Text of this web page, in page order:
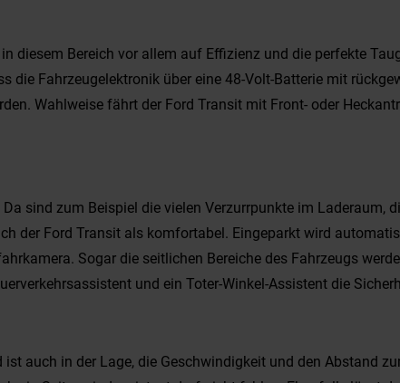
diesem Bereich vor allem auf Effizienz und die perfekte
Fahrzeugelektronik über eine 48-Volt-Batterie mit
Wahlweise fährt der Ford Transit mit Front- oder
sind zum Beispiel die vielen Verzurrpunkte im Laderaum,
der Ford Transit als komfortabel. Eingeparkt wird
Sogar die seitlichen Bereiche des Fahrzeugs
und ein Toter-Winkel-Assistent die
auch in der Lage, die Geschwindigkeit und den Abstand